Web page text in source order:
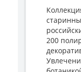
200